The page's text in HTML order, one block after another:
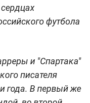
футбола
и "Спартака"
писателя
года. В первый же